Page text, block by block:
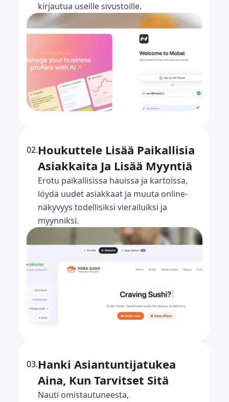
kirjautua useille sivustoille.
02.Houkuttele Lisää Paikallisia
Asiakkaita Ja Lisää Myyntiä
Erotu paikallisissa hauissa ja kartoissa,
löydä uudet asiakkaat ja muuta online-
näkyvyys todellisiksi vierailuiksi ja
myynniksi.
03.Hanki Asiantuntijatukea
Aina, Kun Tarvitset Sitä
Nauti omistautuneesta,